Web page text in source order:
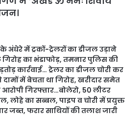
अंधेरे में ट्रकों-ट्रेलरों का डीजल उड़ाने
गिरोह का भंडाफोड़, तमनार पुलिस की
कार्रवाई… ट्रेलर का डीजल चोरी कर
में बेचता था गिरोह, खरीदार समेत
आरोपी गिरफ्तार…बोलेरो, 50 लीटर
लोहे का सब्बल, पाइप व चोरी में प्रयुक्त
जब्त, फरार साथियों की तलाश जारी